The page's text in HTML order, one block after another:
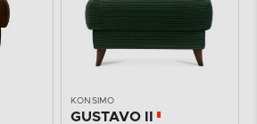
KONSIMO
GUSTAVO II